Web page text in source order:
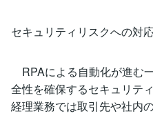
セキュリティリスクへの対
RPAによる自動化が進む
全性を確保するセキュリテ
経理業務では取引先や社内